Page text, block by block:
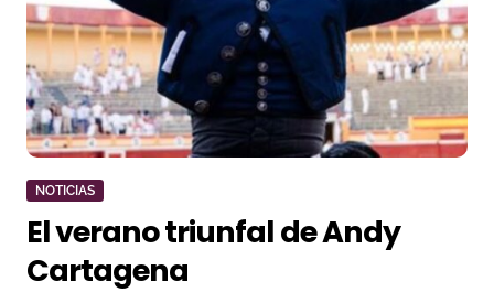
NOTICIAS
El verano triunfal de Andy
Cartagena